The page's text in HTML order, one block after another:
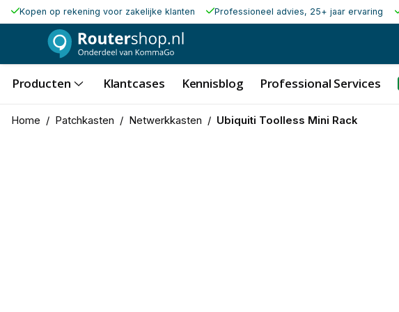
Kopen op rekening voor zakelijke klanten Professioneel advies, 25+ jaar ervaring
Producten Klantcases Kennisblog Professional Services
Home / Patchkasten / Netwerkkasten / Ubiquiti Toolless Mini Rack